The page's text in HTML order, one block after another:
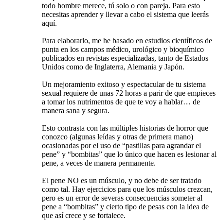
todo hombre merece, tú solo o con pareja. Para esto
necesitas aprender y llevar a cabo el sistema que leerás
aquí.
Para elaborarlo, me he basado en estudios científicos de
punta en los campos médico, urológico y bioquímico
publicados en revistas especializadas, tanto de Estados
Unidos como de Inglaterra, Alemania y Japón.
Un mejoramiento exitoso y espectacular de tu sistema
sexual requiere de unas 72 horas a parir de que empieces
a tomar los nutrimentos de que te voy a hablar… de
manera sana y segura.
Esto contrasta con las múltiples historias de horror que
conozco (algunas leídas y otras de primera mano)
ocasionadas por el uso de “pastillas para agrandar el
pene” y “bombitas” que lo único que hacen es lesionar al
pene, a veces de manera permanente.
El pene NO es un músculo, y no debe de ser tratado
como tal. Hay ejercicios para que los músculos crezcan,
pero es un error de severas consecuencias someter al
pene a “bombitas” y cierto tipo de pesas con la idea de
que así crece y se fortalece.